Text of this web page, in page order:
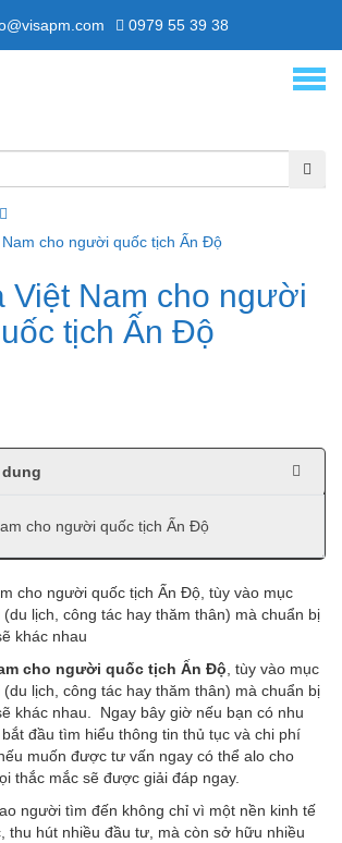
0979 55 39 38
cho người quốc tịch Ấn Độ
Việt Nam cho người
tịch Ấn Độ
cho người quốc tịch Ấn Độ
cho người quốc tịch Ấn Độ, tùy vào mục
lịch, công tác hay thăm thân) mà chuẩn bị
khác nhau
cho người quốc tịch Ấn Độ , tùy vào mục
lịch, công tác hay thăm thân) mà chuẩn bị
khác nhau. Ngay bây giờ nếu bạn có nhu
đầu tìm hiểu thông tin thủ tục và chi phí
muốn được tư vấn ngay có thể alo cho
thắc mắc sẽ được giải đáp ngay.
người tìm đến không chỉ vì một nền kinh tế
thu hút nhiều đầu tư, mà còn sở hữu nhiều